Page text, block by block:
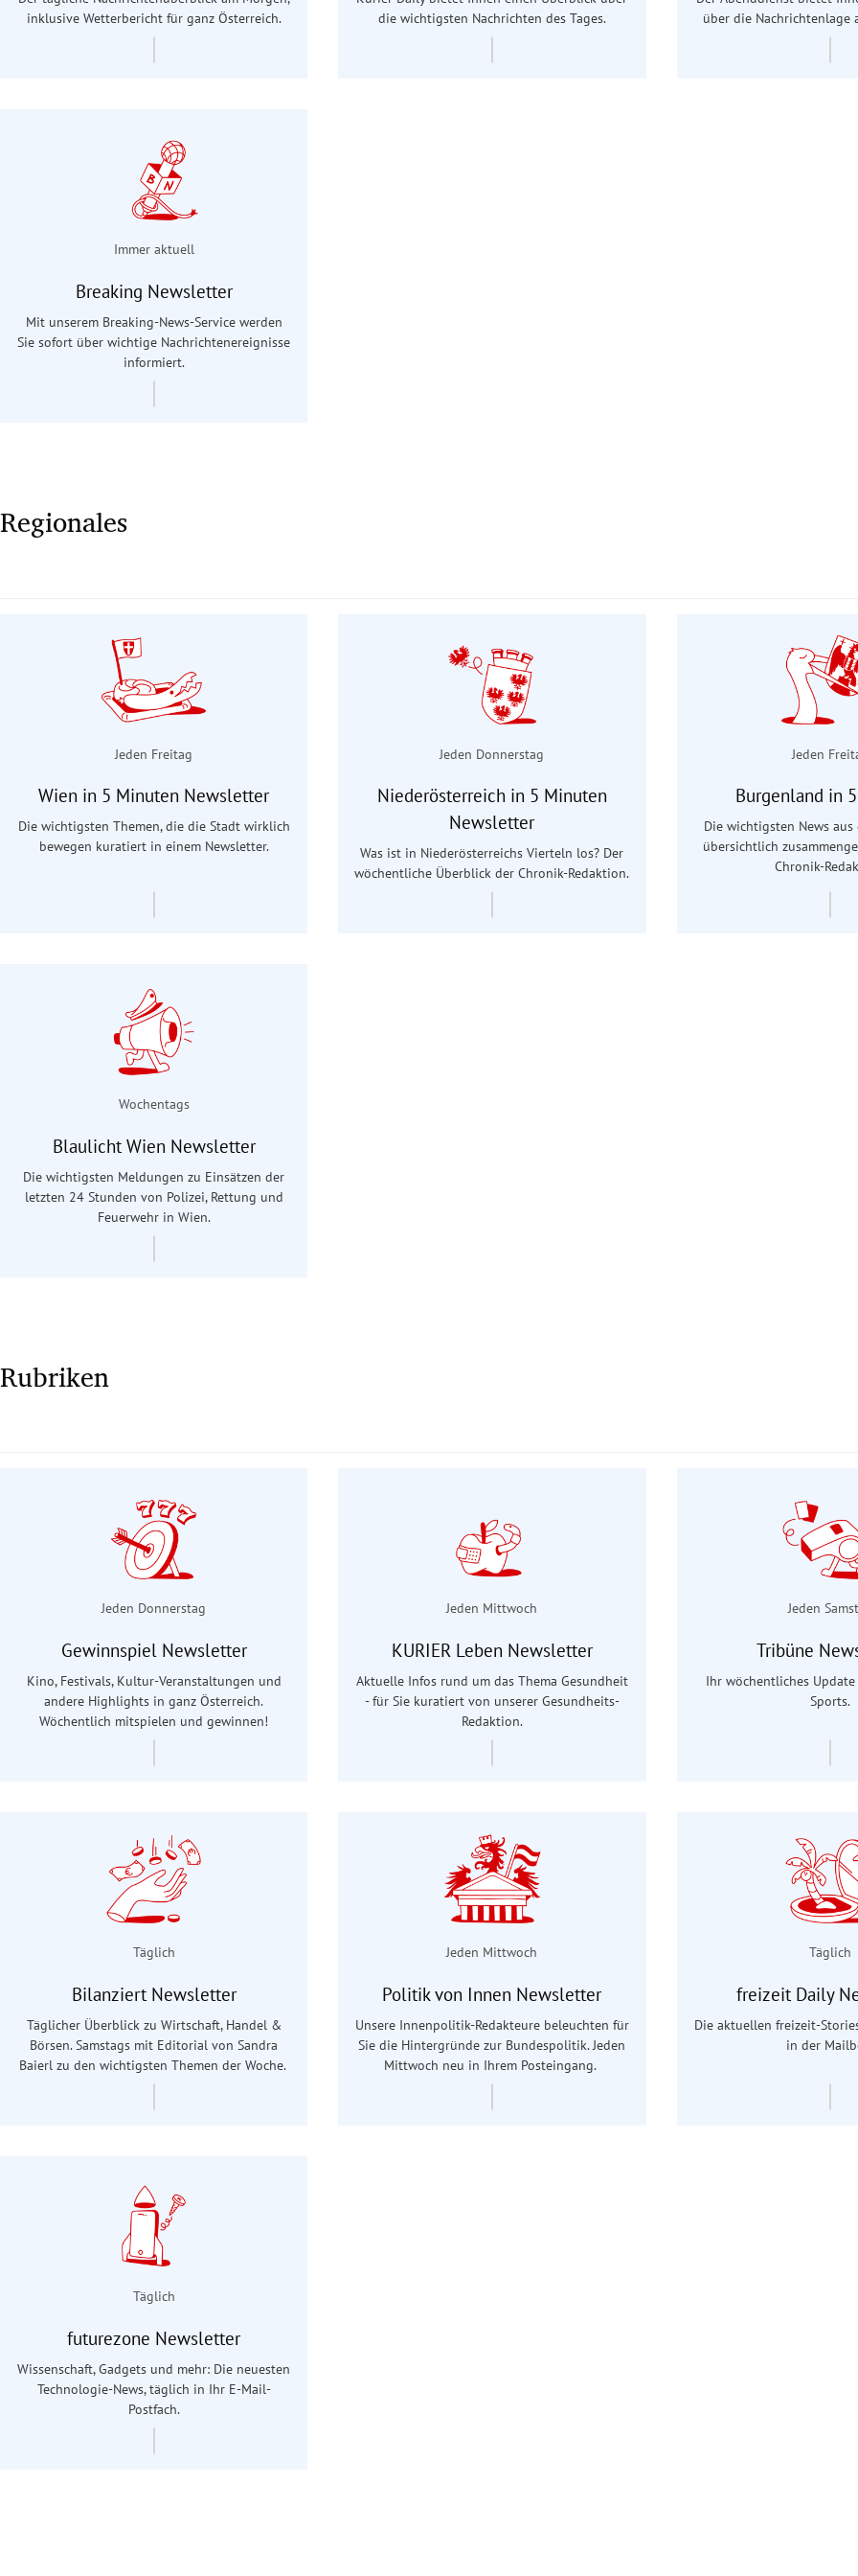
inklusive Wetterbericht für ganz Österreich.
die wichtigsten Nachrichten des Tages.
über die Nachrichtenlage
Immer aktuell
Breaking Newsletter
Mit unserem Breaking-News-Service werden
Sie sofort über wichtige Nachrichtenereignisse
informiert.
Regionales
Jeden Freitag
Wien in 5 Minuten Newsletter
Die wichtigsten Themen, die die Stadt wirklich
bewegen kuratiert in einem Newsletter.
Jeden Donnerstag
Niederösterreich in 5 Minuten
Newsletter
Was ist in Niederösterreichs Vierteln los? Der
wöchentliche Überblick der Chronik-Redaktion.
Jeden
Burgenland in
Die wichtigsten News
übersichtlich
Chronik-
Wochentags
Blaulicht Wien Newsletter
Die wichtigsten Meldungen zu Einsätzen der
letzten 24 Stunden von Polizei, Rettung und
Feuerwehr in Wien.
Rubriken
Jeden Donnerstag
Gewinnspiel Newsletter
Kino, Festivals, Kultur-Veranstaltungen und
andere Highlights in ganz Österreich.
Wöchentlich mitspielen und gewinnen!
Jeden Mittwoch
KURIER Leben Newsletter
Aktuelle Infos rund um das Thema Gesundheit
- für Sie kuratiert von unserer Gesundheits-
Redaktion.
Jeden
Tribüne
Ihr wöchentliches
Sports.
Täglich
Bilanziert Newsletter
Täglicher Überblick zu Wirtschaft, Handel &
Börsen. Samstags mit Editorial von Sandra
Baierl zu den wichtigsten Themen der Woche.
Jeden Mittwoch
Politik von Innen Newsletter
Unsere Innenpolitik-Redakteure beleuchten für
Sie die Hintergründe zur Bundespolitik. Jeden
Mittwoch neu in Ihrem Posteingang.
Täglich
freizeit Daily
Die aktuellen freizeit-
in der
Täglich
futurezone Newsletter
Wissenschaft, Gadgets und mehr: Die neuesten
Technologie-News, täglich in Ihr E-Mail-
Postfach.